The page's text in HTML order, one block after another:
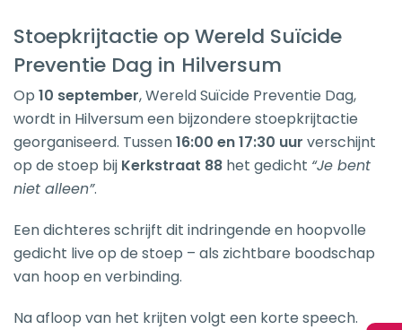
Stoepkrijtactie op Wereld Suïcide
Preventie Dag in Hilversum
Op 10 september, Wereld Suïcide Preventie Dag,
wordt in Hilversum een bijzondere stoepkrijtactie
georganiseerd. Tussen16:00 en 17:30 uur verschijnt
op de stoep bij Kerkstraat 88 het gedicht “Je bent
niet alleen”.
Een dichteres schrijft dit indringende en hoopvolle
gedicht live op de stoep – als zichtbare boodschap
van hoop en verbinding.
Na afloop van het krijten volgt een korte speech.